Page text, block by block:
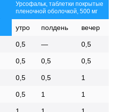
Урсофальк, таблетки покрытые
пленочной оболочкой, 500 мг
утро полдень вечер
0,5 — 0,5
0,5 0,5 0,5
0,5 0,5 1
0,5 1 1